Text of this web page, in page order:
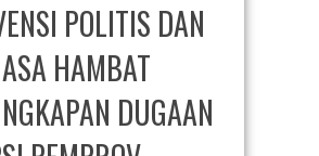
POLITIS DAN
HAMBAT
DUGAAN